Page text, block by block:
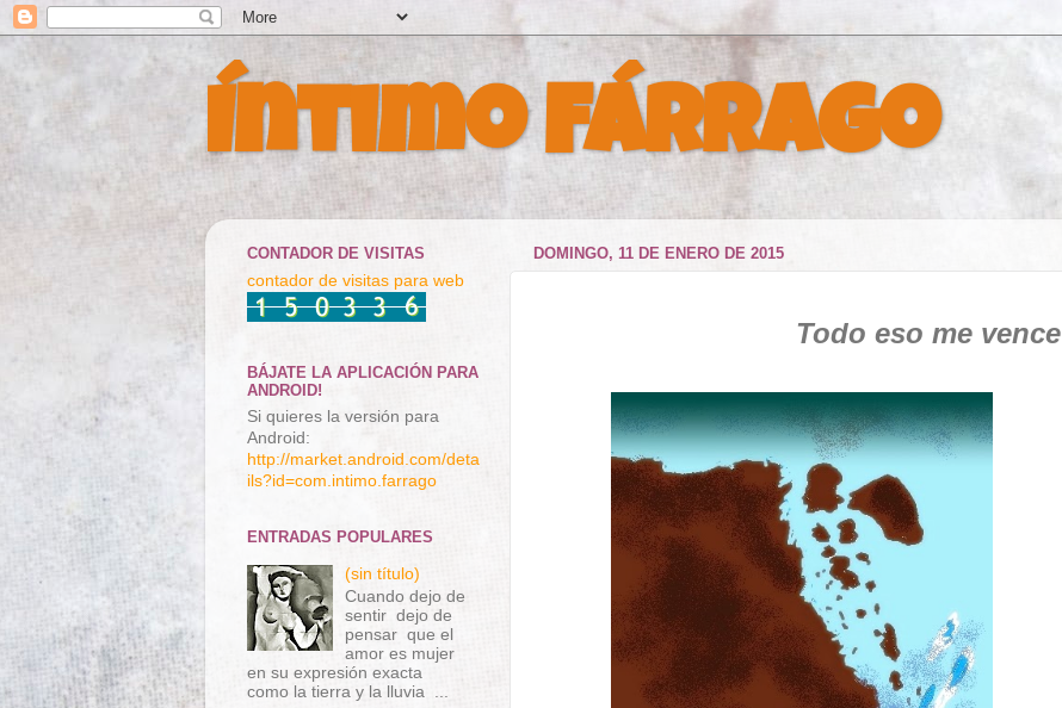
Íntimo Fárrago
DOMINGO, 11 DE ENERO DE 2015
Todo eso me vence
CONTADOR DE VISITAS
contador de visitas para web
BÁJATE LA APLICACIÓN PARA
ANDROID!
Si quieres la versión para
Android:
http://market.android.com/deta
ils?id=com.intimo.farrago
ENTRADAS POPULARES
(sin título)
Cuando dejo de
sentir dejo de
pensar que el
amor es mujer
en su expresión exacta
como la tierra y la lluvia ...